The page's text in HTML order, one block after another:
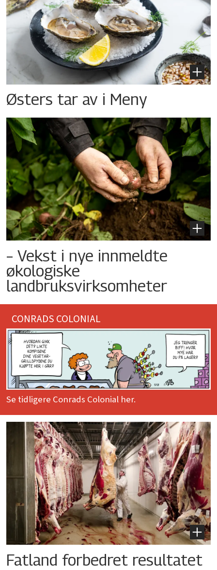
Østers tar av i Meny
– Vekst i nye innmeldte
økologiske
landbruksvirksomheter
CONRADS COLONIAL
Se tidligere Conrads Colonial her.
Fatland forbedret resultatet